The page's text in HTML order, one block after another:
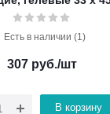
Есть в наличии (1)
307руб./шт
В корзину